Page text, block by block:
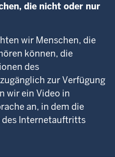
die nicht oder nur
wir Menschen, die
können, die
des
zur Verfügung
wir ein Video in
an, in dem die
des Internetauftritts